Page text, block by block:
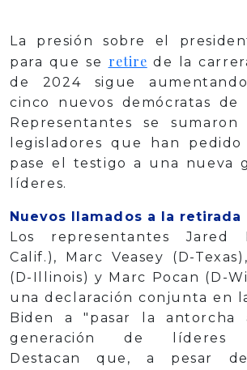
La presión sobre el
para que se retire de la
de 2024 sigue
cinco nuevos demócratas de
Representantes se
legisladores que han
pase el testigo a una nueva
líderes.
Nuevos llamados a la retirada
Los representantes Jared
Calif.), Marc Veasey (D-
(D-Illinois) y Marc Pocan (D-
una declaración conjunta en
Biden a "pasar la antorcha
generación de líderes
Destacan que, a pesar